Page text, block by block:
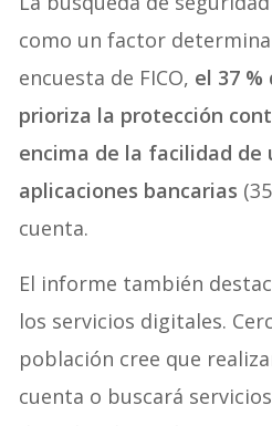
como un factor
encuesta de FICO, el 37
prioriza la protección
encima de la facilidad de
aplicaciones bancarias
cuenta.
El informe también
los servicios digitales.
población cree que
cuenta o buscará